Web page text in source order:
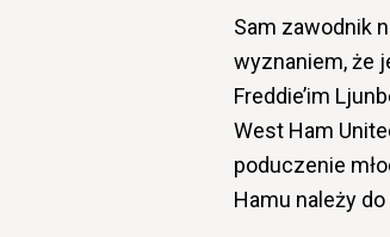
Sam zawodnik
wyznaniem, że
Freddie’im
West Ham
poduczenie
Hamu należy